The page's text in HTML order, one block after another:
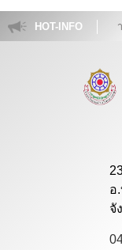
HOT-INFO
โรงเรียนฝางวิทยาย
อ
จั